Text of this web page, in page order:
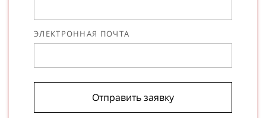
ЭЛЕКТРОННАЯ ПОЧТА
Отправить заявку